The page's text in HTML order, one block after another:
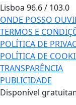
Lisboa 96.6 / 103.0
ONDE POSSO
TERMOS E
POLÍTICA DE
POLÍTICA DE
TRANSPARÊNCIA
PUBLICIDADE
Disponível